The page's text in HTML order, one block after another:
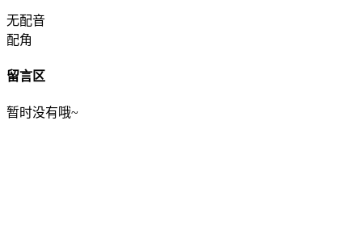
无配音
配角
留言区
暂时没有哦~